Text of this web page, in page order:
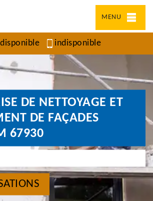
MENU
indisponible
DE NETTOYAGE ET
DE FAÇADES
67930